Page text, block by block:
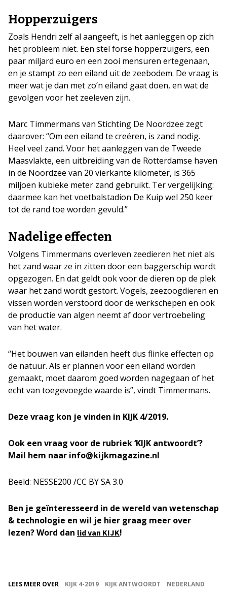
Hopperzuigers
Zoals Hendri zelf al aangeeft, is het aanleggen op zich
het probleem niet. Een stel forse hopperzuigers, een
paar miljard euro en een zooi mensuren ertegenaan,
en je stampt zo een eiland uit de zeebodem. De vraag is
meer wat je dan met zo’n eiland gaat doen, en wat de
gevolgen voor het zeeleven zijn.
Marc Timmermans van Stichting De Noordzee zegt
daarover: “Om een eiland te creëren, is zand nodig.
Heel veel zand. Voor het aanleggen van de Tweede
Maasvlakte, een uitbreiding van de Rotterdamse haven
in de Noordzee van 20 vierkante kilometer, is 365
miljoen kubieke meter zand gebruikt. Ter vergelijking:
daarmee kan het voetbalstadion De Kuip wel 250 keer
tot de rand toe worden gevuld.”
Nadelige effecten
Volgens Timmermans overleven zeedieren het niet als
het zand waar ze in zitten door een baggerschip wordt
opgezogen. En dat geldt ook voor de dieren op de plek
waar het zand wordt gestort. Vogels, zeezoogdieren en
vissen worden verstoord door de werkschepen en ook
de productie van algen neemt af door vertroebeling
van het water.
“Het bouwen van eilanden heeft dus flinke effecten op
de natuur. Als er plannen voor een eiland worden
gemaakt, moet daarom goed worden nagegaan of het
echt van toegevoegde waarde is”, vindt Timmermans.
Deze vraag kon je vinden in KIJK 4/2019.
Ook een vraag voor de rubriek ‘KIJK antwoordt’?
Mail hem naar info@kijkmagazine.nl
Beeld: NESSE200 /CC BY SA 3.0
Ben je geïnteresseerd in de wereld van wetenschap
& technologie en wil je hier graag meer over
lezen? Word dan lid van KIJK!
LEES MEER OVER KIJK 4-2019 KIJK ANTWOORDT
NEDERLAND